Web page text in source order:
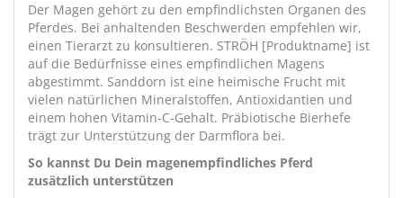
Der Magen gehört zu den empfindlichsten Organen des
Pferdes. Bei anhaltenden Beschwerden empfehlen wir,
einen Tierarzt zu konsultieren. STRÖH [Produktname] ist
auf die Bedürfnisse eines empfindlichen Magens
abgestimmt. Sanddorn ist eine heimische Frucht mit
vielen natürlichen Mineralstoffen, Antioxidantien und
einem hohen Vitamin-C-Gehalt. Präbiotische Bierhefe
trägt zur Unterstützung der Darmflora bei.
So kannst Du Dein magenempfindliches Pferd
zusätzlich unterstützen